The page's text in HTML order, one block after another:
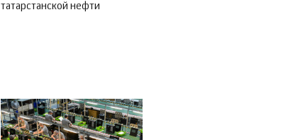
татарстанской нефти